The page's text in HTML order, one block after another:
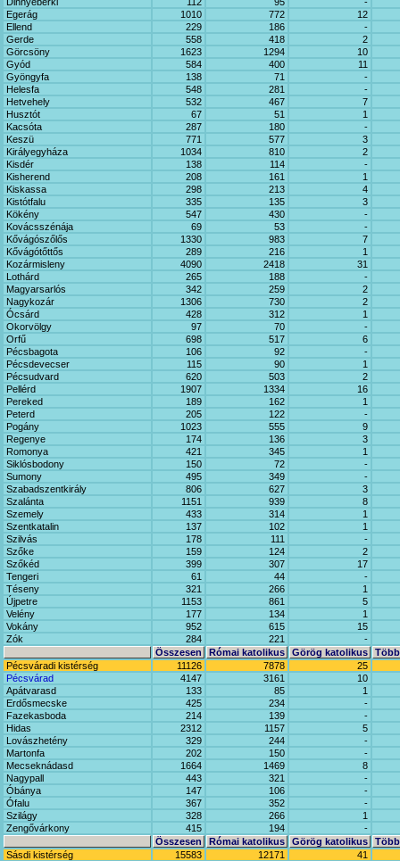
Egerág
1010 772
12
Ellend
229 186
-
Gerde
558 418
2
Görcsöny
1623 1294
10
Gyód
584 400
11
Gyöngyfa
138 71
-
Helesfa
548 281
-
Hetvehely
532 467
7
Husztót
67 51
1
Kacsóta
287 180
-
Keszü
771 577
3
Királyegyháza
1034 810
2
Kisdér
138 114
-
Kisherend
208 161
1
Kiskassa
298 213
4
Kistótfalu
335 135
3
Kökény
547 430
-
Kovácsszénája
69 53
-
Kővágószőlős
1330 983
7
Kővágótőttős
289 216
1
Kozármisleny
4090 2418
31
Lothárd
265 188
-
Magyarsarlós
342 259
2
Nagykozár
1306 730
2
Ócsárd
428 312
1
Okorvölgy
97 70
-
Orfű
698 517
6
Pécsbagota
106 92
-
Pécsdevecser
115 90
1
Pécsudvard
620 503
2
Pellérd
1907 1334
16
Pereked
189 162
1
Peterd
205 122
-
Pogány
1023 555
9
Regenye
174 136
3
Romonya
421 345
1
Siklósbodony
150 72
-
Sumony
495 349
-
Szabadszentkirály
806 627
3
Szalánta
1151 939
8
Szemely
433 314
1
Szentkatalin
137 102
1
Szilvás
178 111
-
Szőke
159 124
2
Szőkéd
399 307
17
Tengeri
61 44
-
Téseny
321 266
1
Újpetre
1153 861
5
Velény
177 134
1
Vokány
952 615
15
Zók
284 221
-
Összesen
Római katolikus Görög katolikus
Pécsváradi kistérség
11126 7878
25
Pécsvárad
4147 3161
10
Apátvarasd
133 85
1
Erdősmecske
425 234
-
Fazekasboda
214 139
-
Hidas
2312 1157
5
Lovászhetény
329 244
-
Martonfa
202 150
-
Mecseknádasd
1664 1469
8
Nagypall
443 321
-
Óbánya
147 106
-
Ófalu
367 352
-
Szilágy
328 266
1
Zengővárkony
415 194
-
Összesen
Római katolikus Görög katolikus
Sásdi kistérség
15583 12171
41